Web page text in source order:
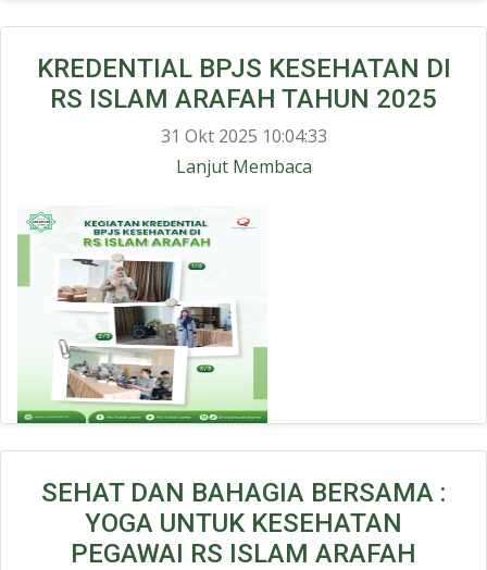
KREDENTIAL BPJS KESEHATAN DI
RS ISLAM ARAFAH TAHUN 2025
31 Okt 2025 10:04:33
Lanjut Membaca
SEHAT DAN BAHAGIA BERSAMA :
YOGA UNTUK KESEHATAN
PEGAWAI RS ISLAM ARAFAH